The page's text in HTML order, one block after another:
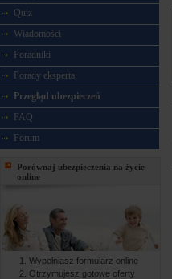
Quiz
Wiadomości
Poradniki
Porady eksperta
Przegląd ubezpieczeń
FAQ
Forum
Porównaj ubezpieczenia na życie
online
Wypełniasz formularz online
Otrzymujesz gotowe oferty